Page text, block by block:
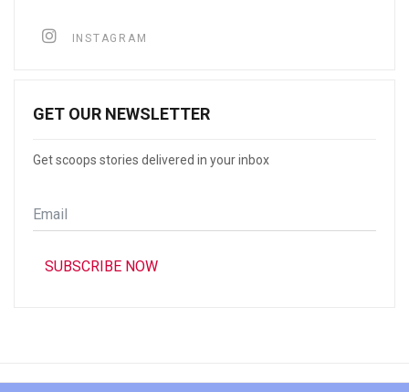
instagram
INSTAGRAM
GET OUR NEWSLETTER
Get scoops stories delivered in your inbox
Email
*
SUBSCRIBE NOW